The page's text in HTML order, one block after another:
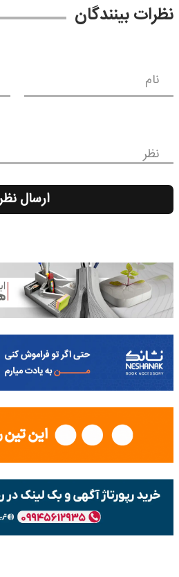
نظرات بینندگان
نام
نظر
ارسال